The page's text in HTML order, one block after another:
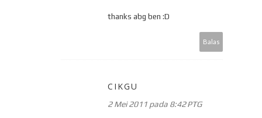
thanks abg ben :D
Balas
CIKGU
2 Mei 2011 pada 8:42 PTG